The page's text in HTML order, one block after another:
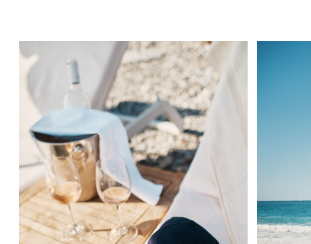
OPPDAG DE SISTE NYHETENE